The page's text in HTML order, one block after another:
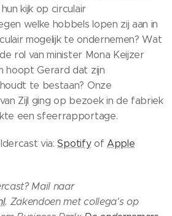
kijk op circulair
welke hobbels lopen zij aan in
mogelijk te ondernemen? Wat
rol van minister Mona Keijzer
hoopt Gerard dat zijn
te bestaan? Onze
Zijl ging op bezoek in de fabriek
een sfeerrapportage.
via:Spotifyof Apple
Mail naar
. Zakendoen met collega's op